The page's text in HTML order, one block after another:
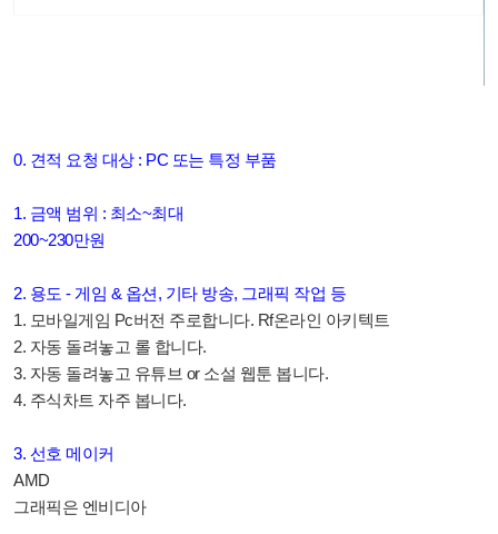
0. 견적 요청 대상 : PC 또는 특정 부품
1. 금액 범위 : 최소~최대
200~230만원
2. 용도 - 게임 & 옵션, 기타 방송, 그래픽 작업 등
1. 모바일게임 Pc버전 주로합니다. Rf온라인 아키텍트
2. 자동 돌려놓고 롤 합니다.
3. 자동 돌려놓고 유튜브 or 소설 웹툰 봅니다.
4. 주식차트 자주 봅니다.
3. 선호 메이커
AMD
그래픽은 엔비디아